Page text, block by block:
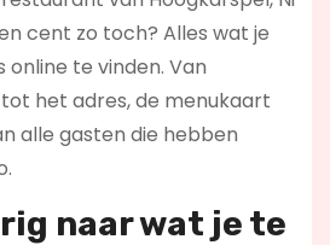
cent zo toch? Alles wat je
online te vinden. Van
het adres, de menukaart
alle gasten die hebben
naar wat je te